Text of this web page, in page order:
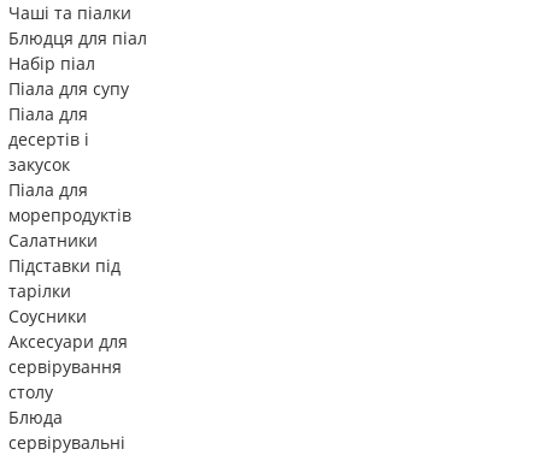
Чаші та піалки
Блюдця для піал
Набір піал
Піала для супу
Піала для
десертів і
закусок
Піала для
морепродуктів
Салатники
Підставки під
тарілки
Соусники
Аксесуари для
сервірування
столу
Блюда
сервірувальні